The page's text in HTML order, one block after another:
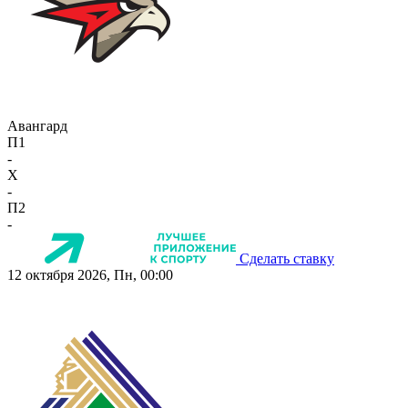
Авангард
П1
-
X
-
П2
-
Сделать ставку
12 октября 2026, Пн, 00:00